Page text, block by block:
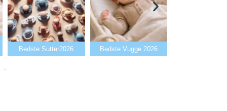
Bedste Sutter2026 Bedste Vugge 2026